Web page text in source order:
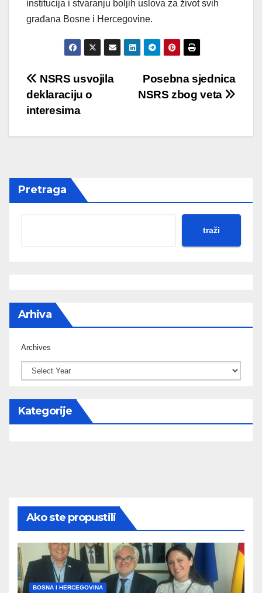
institucija i stvaranju boljih uslova za život svih
građana Bosne i Hercegovine.
Post
navigation
Posebna sjednica
NSRS zbog veta
NSRS usvojila
deklaraciju o
interesima
Pretraga
traži
Arhiva
Archives
Kategorije
Ako ste propustili
BOSNA I HERCEGOVINA